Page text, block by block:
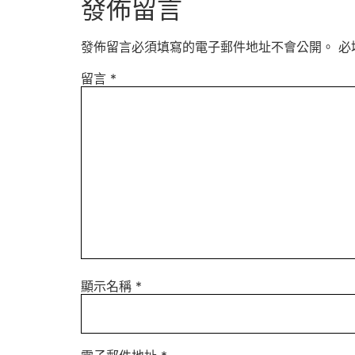
發佈留言
發佈留言必須填寫的電子郵件地址不會公開。 必
留言 *
顯示名稱 *